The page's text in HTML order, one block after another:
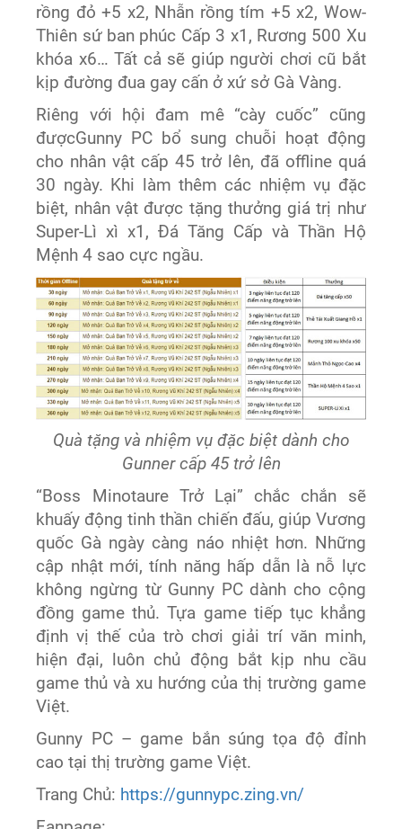
rồng đỏ +5 x2, Nhẫn rồng tím +5 x2, Wow-
Thiên sứ ban phúc Cấp 3 x1, Rương 500 Xu
khóa x6… Tất cả sẽ giúp người chơi cũ bắt
kịp đường đua gay cấn ở xứ sở Gà Vàng.
Riêng với hội đam mê “cày cuốc” cũng
đượcGunny PC bổ sung chuỗi hoạt động
cho nhân vật cấp 45 trở lên, đã offline quá
30 ngày. Khi làm thêm các nhiệm vụ đặc
biệt, nhân vật được tặng thưởng giá trị như
Super-Lì xì x1, Đá Tăng Cấp và Thần Hộ
Mệnh 4 sao cực ngầu.
Quà tặng và nhiệm vụ đặc biệt dành cho
Gunner cấp 45 trở lên
“Boss Minotaure Trở Lại” chắc chắn sẽ
khuấy động tinh thần chiến đấu, giúp Vương
quốc Gà ngày càng náo nhiệt hơn. Những
cập nhật mới, tính năng hấp dẫn là nỗ lực
không ngừng từ Gunny PC dành cho cộng
đồng game thủ. Tựa game tiếp tục khẳng
định vị thế của trò chơi giải trí văn minh,
hiện đại, luôn chủ động bắt kịp nhu cầu
game thủ và xu hướng của thị trường game
Việt.
Gunny PC – game bắn súng tọa độ đỉnh
cao tại thị trường game Việt.
Trang Chủ: https://gunnypc.zing.vn/